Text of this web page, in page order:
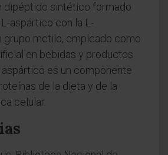
dipéptido sintético formado
aspártico con la L-
grupo metilo, empleado como
en bebidas y productos
aspártico es un componente
de la dieta y de la
celular.